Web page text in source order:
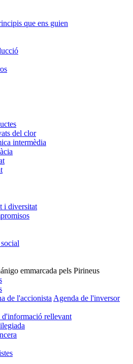
que ens guien
del clor
intermèdia
i diversitat
de l'accionista Agenda de l'inversor
rellevant